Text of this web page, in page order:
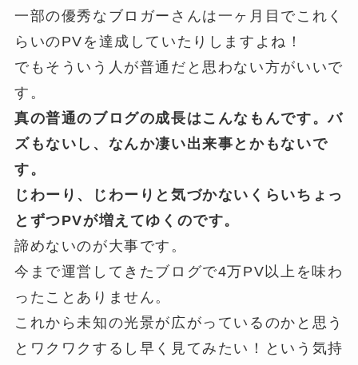
一部の優秀なブロガーさんは一ヶ月目でこれく
らいのPVを達成していたりしますよね！
でもそういう人が普通だと思わない方がいいで
す。
真の普通のブログの成長はこんなもんです。バ
ズもないし、なんか凄い出来事とかもないで
す。
じわーり、じわーりと気づかないくらいちょっ
とずつPVが増えてゆくのです。
諦めないのが大事です。
今まで運営してきたブログで4万PV以上を味わ
ったことありません。
これから未知の光景が広がっているのかと思う
とワクワクするし早く見てみたい！という気持